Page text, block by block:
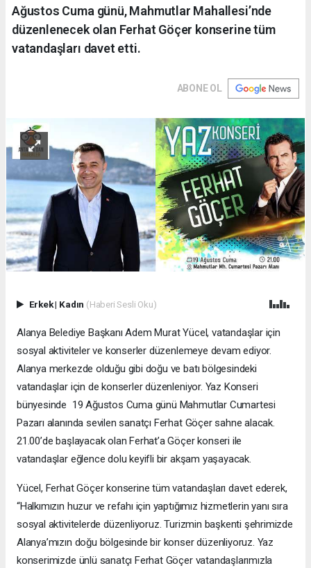
Ağustos Cuma günü, Mahmutlar Mahallesi’nde
düzenlenecek olan Ferhat Göçer konserine tüm
vatandaşları davet etti.
ABONE OL
Erkek| Kadın (Haberi Sesli Oku)
Alanya Belediye Başkanı Adem Murat Yücel, vatandaşlar için
sosyal aktiviteler ve konserler düzenlemeye devam ediyor.
Alanya merkezde olduğu gibi doğu ve batı bölgesindeki
vatandaşlar için de konserler düzenleniyor. Yaz Konseri
bünyesinde 19 Ağustos Cuma günü Mahmutlar Cumartesi
Pazarı alanında sevilen sanatçı Ferhat Göçer sahne alacak.
21.00’de başlayacak olan Ferhat’a Göçer konseri ile
vatandaşlar eğlence dolu keyifli bir akşam yaşayacak.
Yücel, Ferhat Göçer konserine tüm vatandaşları davet ederek,
“Halkımızın huzur ve refahı için yaptığımız hizmetlerin yanı sıra
sosyal aktivitelerde düzenliyoruz. Turizmin başkenti şehrimizde
Alanya’mızın doğu bölgesinde bir konser düzenliyoruz. Yaz
konserimizde ünlü sanatçı Ferhat Göçer vatandaşlarımızla